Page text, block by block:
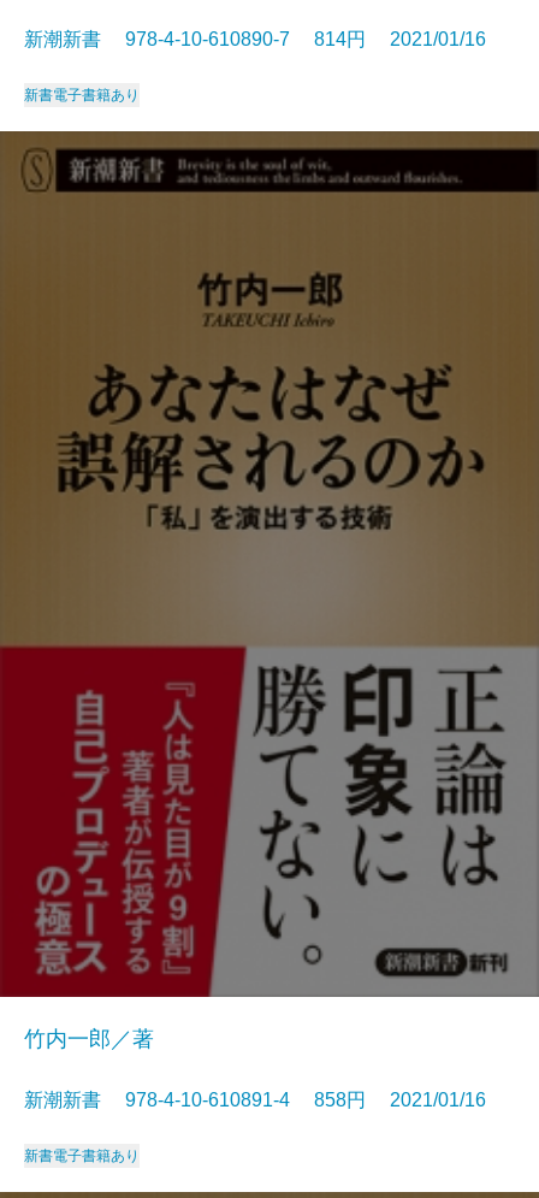
新潮新書 978-4-10-610890-7 814円 2021/01/16
新書電子書籍あり
竹内一郎／著
新潮新書 978-4-10-610891-4 858円 2021/01/16
新書電子書籍あり